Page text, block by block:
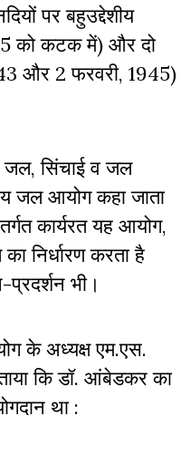
पर बहुउद्देशीय
को कटक में) और दो
और 2 फरवरी, 1945)
जल, सिंचाई व जल
जल आयोग कहा जाता
कार्यरत यह आयोग,
निर्धारण करता है
प्रदर्शन भी।
के अध्यक्ष एम.एस.
कि डॉ. आंबेडकर का
था :